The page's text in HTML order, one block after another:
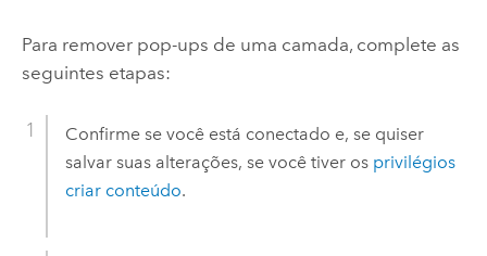
Para remover pop-ups de uma camada, complete as
seguintes etapas:
Confirme se você está conectado e, se quiser
salvar suas alterações, se você tiver os privilégios
criar conteúdo.